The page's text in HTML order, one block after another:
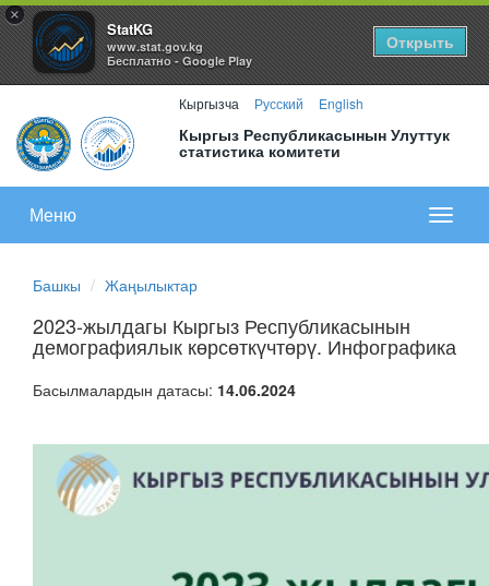
×
StatKG
www.stat.gov.kg
Бесплатно - Google Play
Открыть
Кыргызча Русский English
Кыргыз Республикасынын Улуттук
статистика комитети
меню
Меню
Башкы Жаңылыктар
2023-жылдагы Кыргыз Республикасынын
демографиялык көрсөткүчтөрү. Инфографика
Басылмалардын датасы: 14.06.2024